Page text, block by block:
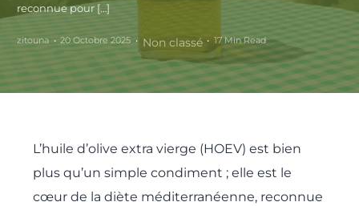
reconnue pour […]
zitouna 20 Octobre 2025 Non classé 17 Min Read
L’huile d’olive extra vierge (HOEV) est bien
plus qu’un simple condiment ; elle est le
cœur de la diète méditerranéenne, reconnue